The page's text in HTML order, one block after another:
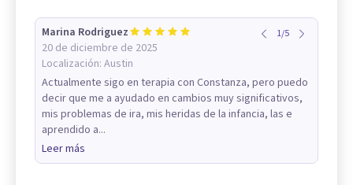
Marina Rodriguez
20 de diciembre de 2025
Localización: Austin
1/5
Actualmente sigo en terapia con Constanza, pero puedo
decir que me a ayudado en cambios muy significativos,
mis problemas de ira, mis heridas de la infancia, las e
aprendido a...
Leer más